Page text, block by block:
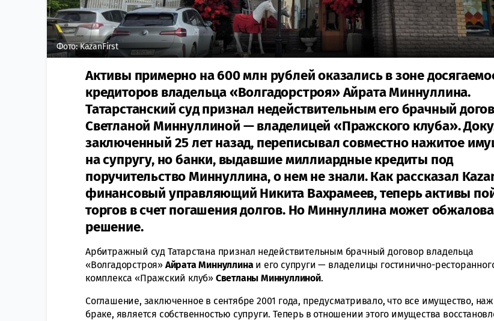
Фото: KazanFirst
Активы примерно на 600 млн рублей оказались в зоне
кредиторов владельца «Волгадорстроя» Айрата Миннуллина.
Татарстанский суд признал недействительным его брачный
Светланой Миннуллиной — владелицей «Пражского клуба».
заключенный 25 лет назад, переписывал совместно нажитое
на супругу, но банки, выдавшие миллиардные кредиты под
поручительство Миннуллина, о нем не знали. Как рассказал
финансовый управляющий Никита Вахрамеев, теперь активы
торгов в счет погашения долгов. Но Миннуллина может
решение.
Арбитражный суд Татарстана признал недействительным брачный договор владельца
«Волгадорстроя» Айрата Миннуллинаи его супруги — владелицы гостинично-
комплекса «Пражский клуб» Светланы Миннуллиной.
Соглашение, заключенное в сентябре 2001 года, предусматривало, что все имущество,
браке, является собственностью супруги. Теперь в отношении этого имущества